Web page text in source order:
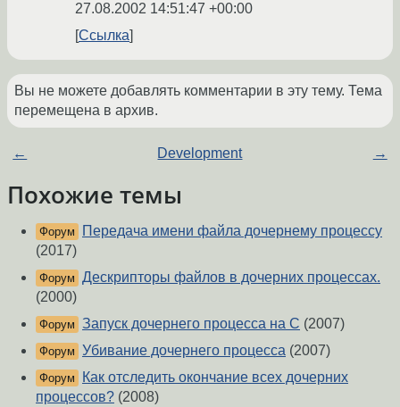
27.08.2002 14:51:47 +00:00
Ссылка
Вы не можете добавлять комментарии в эту тему. Тема
перемещена в архив.
← Development →
Похожие темы
Форум
Передача имени файла дочернему процессу
(2017)
Форум Дескрипторы файлов в дочерних процессах.
(2000)
Форум Запуск дочернего процесса на C (2007)
Форум Убивание дочернего процесса (2007)
Форум
Как отследить окончание всех дочерних
процессов? (2008)